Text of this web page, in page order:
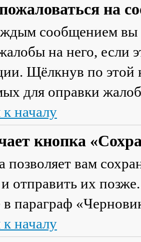
на
сообщением вы
на него, если
Щёлкнув по этой
для оправки
началу
кнопка
позволяет вам
отправить их
параграф
началу